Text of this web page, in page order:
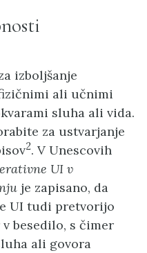
izboljšanje
ali učnimi
sluha ali vida.
za ustvarjanje
2. V Unescovih
UI v
je zapisano, da
UI tudi pretvorijo
besedilo, s čimer
ali govora